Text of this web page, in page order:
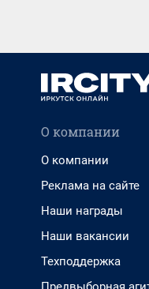
О компании
О компании
Реклама на сайте
Наши награды
Наши вакансии
Техподдержка